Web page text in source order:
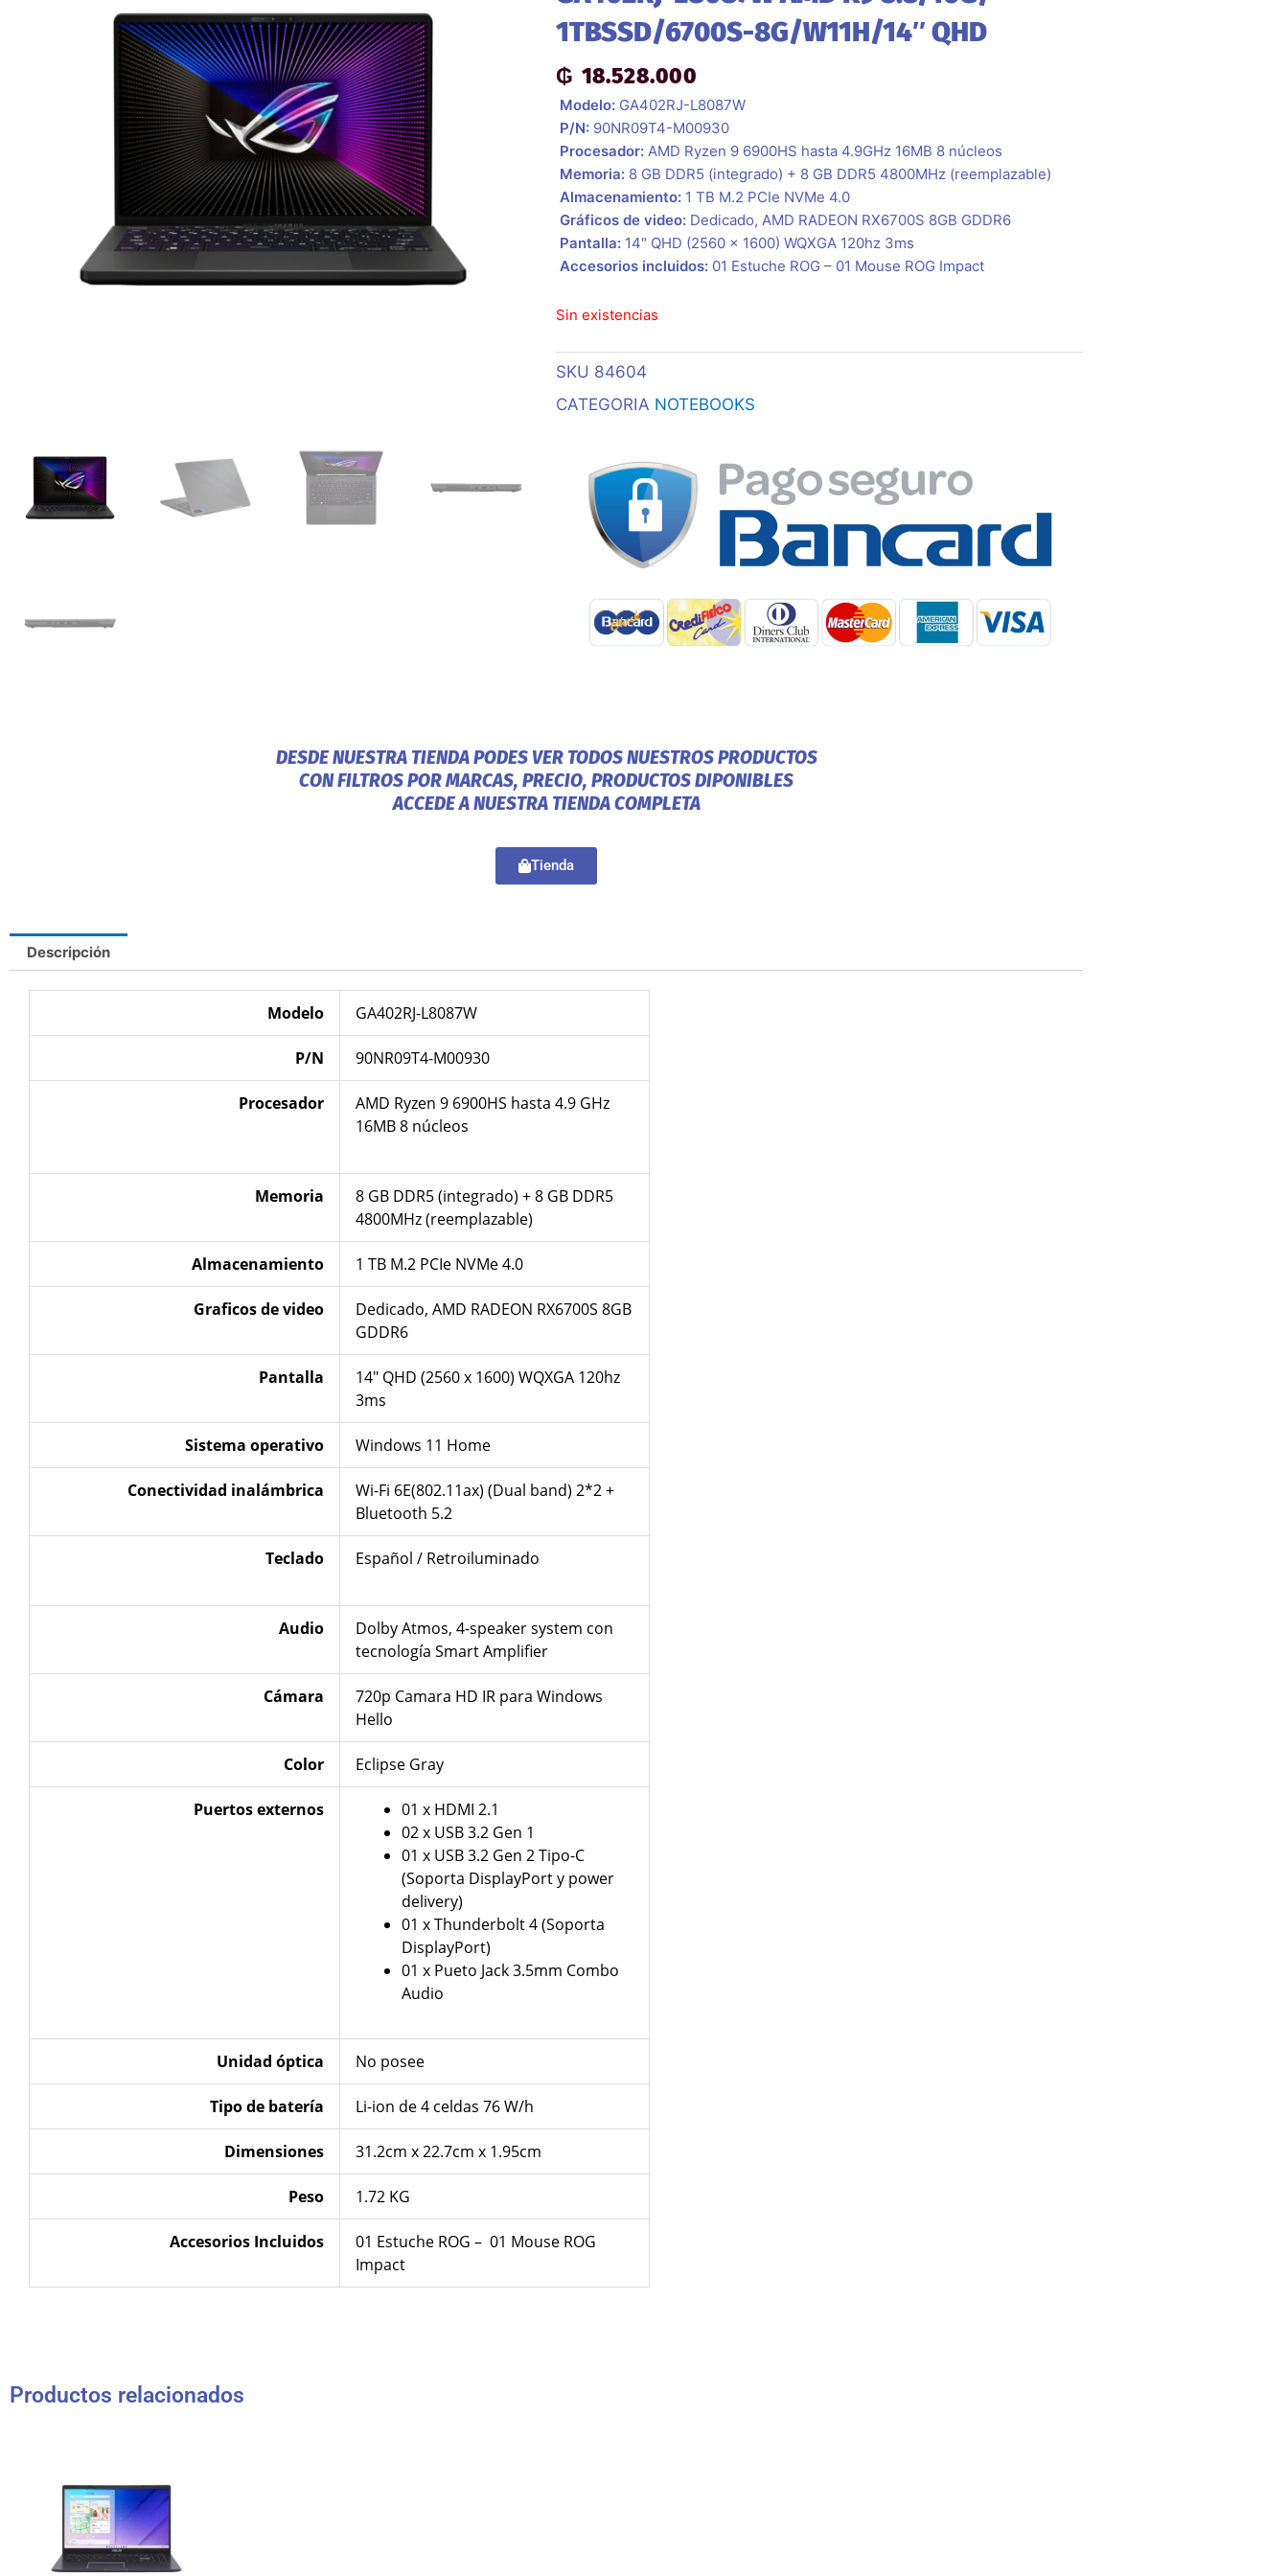
1TBSSD/6700S-8G/W11H/14″ QHD
₲ 18.528.000
 Modelo: GA402RJ-L8087W
 P/N: 90NR09T4-M00930
 Procesador: AMD Ryzen 9 6900HS hasta 4.9GHz 16MB 8 núcleos
 Memoria: 8 GB DDR5 (integrado) + 8 GB DDR5 4800MHz (reemplazable)
 Almacenamiento: 1 TB M.2 PCIe NVMe 4.0
 Gráficos de video: Dedicado, AMD RADEON RX6700S 8GB GDDR6
 Pantalla: 14″ QHD (2560 x 1600) WQXGA 120hz 3ms
 Accesorios incluidos: 01 Estuche ROG – 01 Mouse ROG Impact
Sin existencias
SKU 84604
CATEGORIA NOTEBOOKS
DESDE NUESTRA TIENDA PODES VER TODOS NUESTROS PRODUCTOS
CON FILTROS POR MARCAS, PRECIO, PRODUCTOS DIPONIBLES
ACCEDE A NUESTRA TIENDA COMPLETA
Tienda
Descripción
Modelo GA402RJ-L8087W
P/N 90NR09T4-M00930
Procesador
AMD Ryzen 9 6900HS hasta 4.9 GHz
16MB 8 núcleos
Memoria
8 GB DDR5 (integrado) + 8 GB DDR5
4800MHz (reemplazable)
Almacenamiento 1 TB M.2 PCIe NVMe 4.0
Graficos de video
Dedicado, AMD RADEON RX6700S 8GB
GDDR6
Pantalla
14″ QHD (2560 x 1600) WQXGA 120hz
3ms
Sistema operativo Windows 11 Home
Conectividad inalámbrica
Wi-Fi 6E(802.11ax) (Dual band) 2*2 +
Bluetooth 5.2
Teclado Español / Retroiluminado
Audio
Dolby Atmos, 4-speaker system con
tecnología Smart Amplifier
Cámara
720p Camara HD IR para Windows
Hello
Color Eclipse Gray
Puertos externos
01 x HDMI 2.1
02 x USB 3.2 Gen 1
01 x USB 3.2 Gen 2 Tipo-C
(Soporta DisplayPort y power
delivery)
01 x Thunderbolt 4 (Soporta
DisplayPort)
01 x Pueto Jack 3.5mm Combo
Audio
Unidad óptica No posee
Tipo de batería Li-ion de 4 celdas 76 W/h
Dimensiones 31.2cm x 22.7cm x 1.95cm
Peso 1.72 KG
Accesorios Incluidos
01 Estuche ROG – 01 Mouse ROG
Impact
Productos relacionados